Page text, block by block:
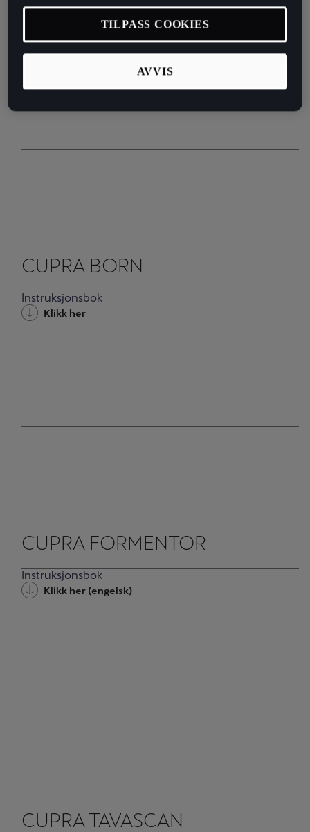
Instruksjonsbok
CUPRA BORN
Instruksjonsbok
Klikk her
CUPRA FORMENTOR
Instruksjonsbok
Klikk her (engelsk)
CUPRA TAVASCAN
AVVIS
TILPASS COOKIES